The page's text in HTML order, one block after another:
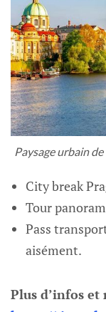
Paysage urbain
City break
Tour
Pass
aisément.
Plus d’infos